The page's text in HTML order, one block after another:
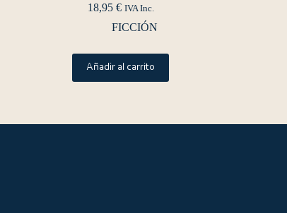
18,95 € IVA Inc.
FICCIÓN
Añadir al carrito